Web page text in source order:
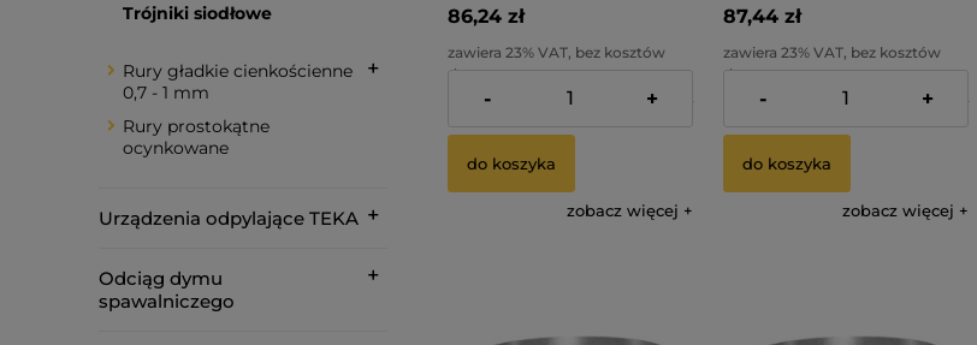
Trójniki siodłowe
Rury gładkie cienkościenne
0,7 - 1 mm
Rury prostokątne
ocynkowane
Urządzenia odpylające TEKA
Odciąg dymu
spawalniczego
86,24 zł
zawiera 23% VAT, bez kosztów
dostawy
Cena netto:
70,11 zł
- +
do koszyka
zobacz więcej
87,44 zł
zawiera 23% VAT, bez kosztów
dostawy
Cena netto:
71,09 zł
- +
do koszyka
zobacz więcej